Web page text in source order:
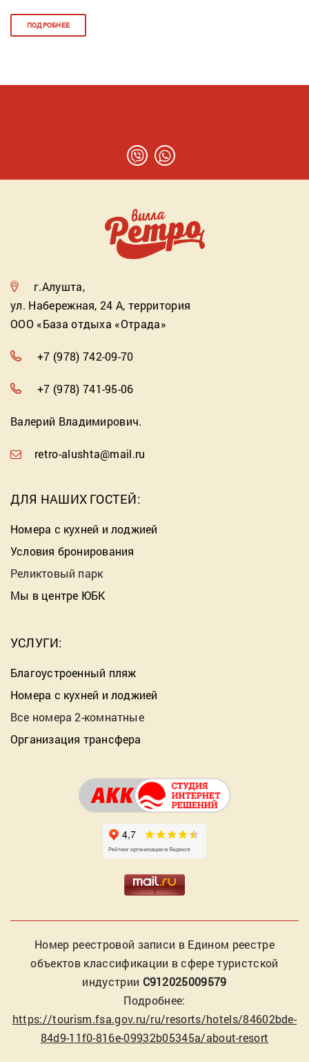
ПОДРОБНЕЕ
г.Алушта,
ул. Набережная, 24 А, территория
ООО «База отдыха «Отрада»
+7 (978) 742-09-70
+7 (978) 741-95-06
Валерий Владимирович.
retro-alushta@mail.ru
ДЛЯ НАШИХ ГОСТЕЙ:
Номера с кухней и лоджией
Условия бронирования
Реликтовый парк
Мы в центре ЮБК
УСЛУГИ:
Благоустроенный пляж
Номера с кухней и лоджией
Все номера 2-комнатные
Организация трансфера
Номер реестровой записи в Едином реестре
объектов классификации в сфере туристской
индустрии С912025009579
Подробнее:
https://tourism.fsa.gov.ru/ru/resorts/hotels/84602bde-
84d9-11f0-816e-09932b05345a/about-resort